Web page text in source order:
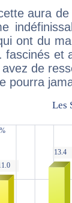
aura
ont du
fascinés et
de
pourra